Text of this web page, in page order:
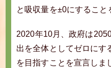
と吸収量を±0にすること
2020年10月、政府は
出を全体としてゼロにす
を目指すことを宣言しま